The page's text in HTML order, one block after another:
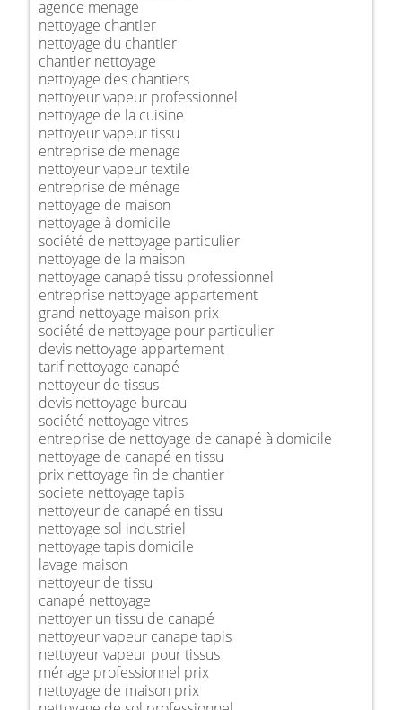
agence menage
nettoyage chantier
nettoyage du chantier
chantier nettoyage
nettoyage des chantiers
nettoyeur vapeur professionnel
nettoyage de la cuisine
nettoyeur vapeur tissu
entreprise de menage
nettoyeur vapeur textile
entreprise de ménage
nettoyage de maison
nettoyage à domicile
société de nettoyage particulier
nettoyage de la maison
nettoyage canapé tissu professionnel
entreprise nettoyage appartement
grand nettoyage maison prix
société de nettoyage pour particulier
devis nettoyage appartement
tarif nettoyage canapé
nettoyeur de tissus
devis nettoyage bureau
société nettoyage vitres
entreprise de nettoyage de canapé à domicile
nettoyage de canapé en tissu
prix nettoyage fin de chantier
societe nettoyage tapis
nettoyeur de canapé en tissu
nettoyage sol industriel
nettoyage tapis domicile
lavage maison
nettoyeur de tissu
canapé nettoyage
nettoyer un tissu de canapé
nettoyeur vapeur canape tapis
nettoyeur vapeur pour tissus
ménage professionnel prix
nettoyage de maison prix